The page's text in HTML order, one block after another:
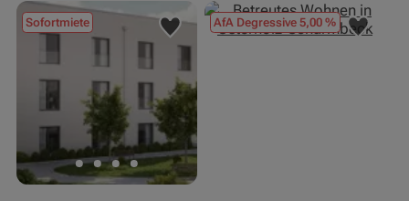
Sofortmiete AfA Degressive 5,00 %